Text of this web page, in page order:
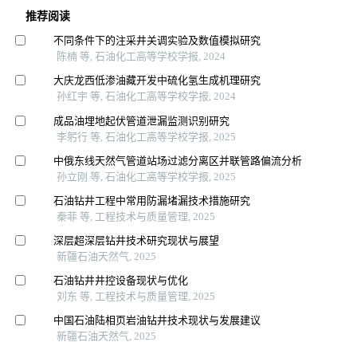
推荐阅读
不同条件下的注采井关调实验及数值模拟研究
陈楠 等, 石油化工高等学校学报, 2024
大庆龙西低渗油藏开发中硫化氢生成机理研究
孙红宇 等, 石油化工高等学校学报, 2024
成品油埋地起伏管道泄漏监测识别研究
李躬行 等, 石油化工高等学校学报, 2025
中俄东线天然气管道站场过滤分离区并联管路偏流分析
孙立刚 等, 石油化工高等学校学报, 2025
石油钻井工程中常用防漏堵漏技术措施研究
秦菲 等, 工程技术与质量管理, 2025
深层超深层钻井技术研究现状与展望
新疆石油天然气, 2025
石油钻井井控设备现状与优化
刘东 等, 工程技术与质量管理, 2025
中国石油陆相页岩油钻井技术现状与发展建议
新疆石油天然气, 2025